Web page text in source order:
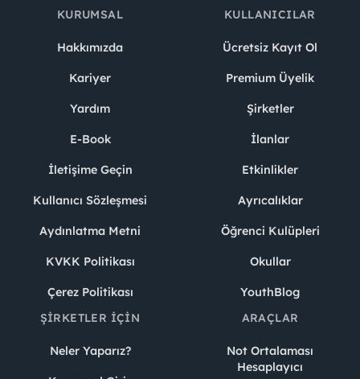
KURUMSAL
Hakkımızda
Kariyer
Yardım
E-Book
İletişime Geçin
Kullanıcı Sözleşmesi
Aydınlatma Metni
KVKK Politikası
Çerez Politikası
KULLANICILAR
Ücretsiz Kayıt Ol
Premium Üyelik
Şirketler
İlanlar
Etkinlikler
Ayrıcalıklar
Öğrenci Kulüpleri
Okullar
YouthBlog
ŞIRKETLER İÇIN
Neler Yaparız?
ARAÇLAR
Not Ortalaması
Hesaplayıcı